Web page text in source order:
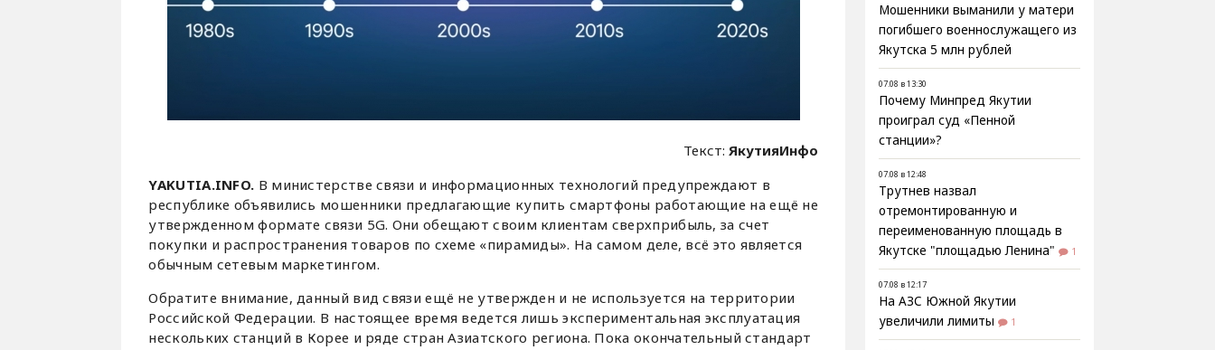
Текст:ЯкутияИнфо
YAKUTIA.INFO. В министерстве связи и информационных технологий предупреждают в
республике объявились мошенники предлагающие купить смартфоны работающие на ещё не
утвержденном формате связи 5G. Они обещают своим клиентам сверхприбыль, за счет
покупки и распространения товаров по схеме «пирамиды». На самом деле, всё это является
обычным сетевым маркетингом.
Обратите внимание, данный вид связи ещё не утвержден и не используется на территории
Российской Федерации. В настоящее время ведется лишь экспериментальная эксплуатация
нескольких станций в Корее и ряде стран Азиатского региона. Пока окончательный стандарт
Мошенники выманили у матери
погибшего военнослужащего из
Якутска 5 млн рублей
07.08 в 13:30
Почему Минпред Якутии
проиграл суд «Пенной
станции»?
07.08 в 12:48
Трутнев назвал
отремонтированную и
переименованную площадь в
Якутске "площадью Ленина"
1
07.08 в 12:17
На АЗС Южной Якутии
увеличили лимиты
1